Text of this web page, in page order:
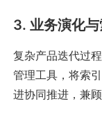
3. 业务演化
复杂产品迭代过
管理工具，将索
进协同推进，兼